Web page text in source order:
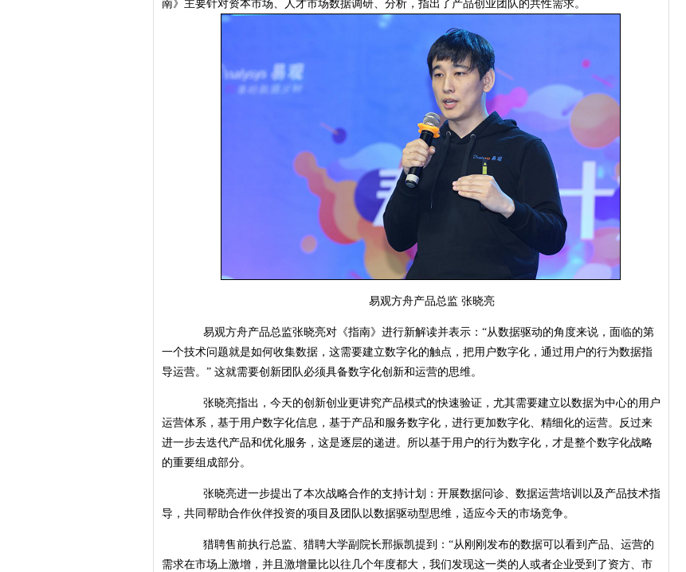
南》主要针对资本市场、人才市场数据调研、分析，指出了产品创业团队的共性需求。
易观方舟产品总监 张晓亮
易观方舟产品总监张晓亮对《指南》进行新解读并表示：“从数据驱动的角度来说，面临的第
一个技术问题就是如何收集数据，这需要建立数字化的触点，把用户数字化，通过用户的行为数据指
导运营。” 这就需要创新团队必须具备数字化创新和运营的思维。
张晓亮指出，今天的创新创业更讲究产品模式的快速验证，尤其需要建立以数据为中心的用户
运营体系，基于用户数字化信息，基于产品和服务数字化，进行更加数字化、精细化的运营。反过来
进一步去迭代产品和优化服务，这是逐层的递进。所以基于用户的行为数字化，才是整个数字化战略
的重要组成部分。
张晓亮进一步提出了本次战略合作的支持计划：开展数据问诊、数据运营培训以及产品技术指
导，共同帮助合作伙伴投资的项目及团队以数据驱动型思维，适应今天的市场竞争。
猎聘售前执行总监、猎聘大学副院长邢振凯提到：“从刚刚发布的数据可以看到产品、运营的
需求在市场上激增，并且激增量比以往几个年度都大，我们发现这一类的人或者企业受到了资方、市